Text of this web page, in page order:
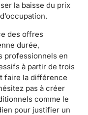
la baisse du prix
des offres
durée,
professionnels en
à partir de trois
faire la différence
pas à créer
comme le
pour justifier un